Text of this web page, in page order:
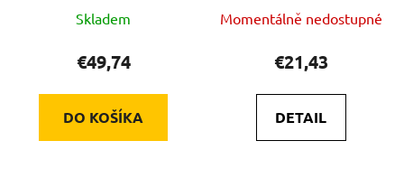
Skladem
€49,74
DO KOŠÍKA
Momentálně nedostupné
€21,43
DETAIL